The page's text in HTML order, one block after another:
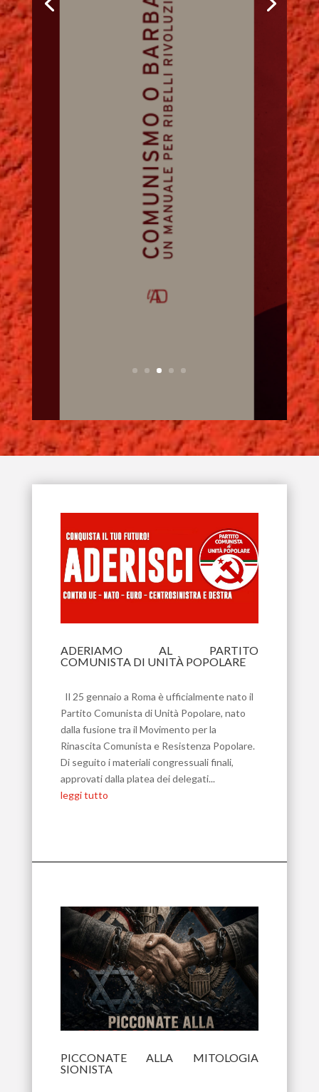
2023, 676 pp., 36 euro), il mio
nuovo libro in cui affronto la
questione della teoria
rivoluzionaria, ponendo all’ordine
del giorno l’attualità del
marxismo e del socialismo, oltre
alla necessità di mantenere
saldo l’orizzonte del comunismo.
Cliccando qui è possibile
scaricare...
Continua
ADERIAMO AL PARTITO
COMUNISTA DI UNITÀ POPOLARE
Il 25 gennaio a Roma è ufficialmente nato il
Partito Comunista di Unità Popolare, nato
dalla fusione tra il Movimento per la
Rinascita Comunista e Resistenza Popolare.
Di seguito i materiali congressuali finali,
approvati dalla platea dei delegati...
leggi tutto
PICCONATE ALLA MITOLOGIA
SIONISTA